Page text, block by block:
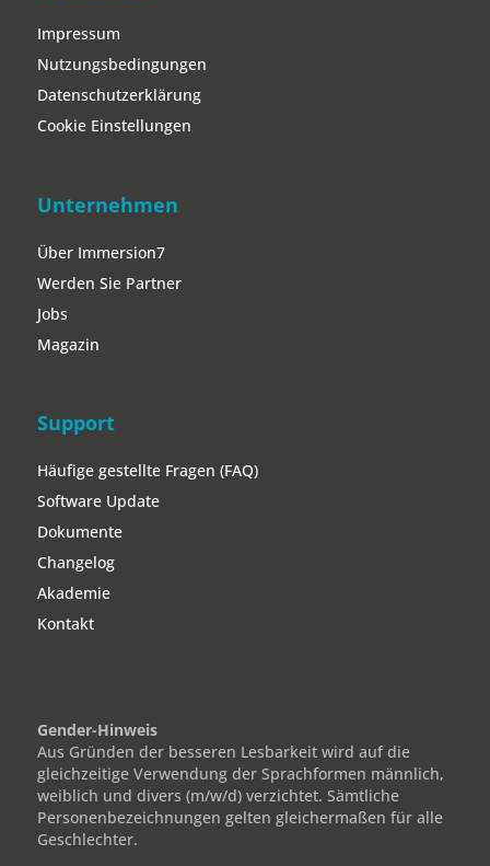
Impressum
Nutzungsbedingungen
Datenschutzerklärung
Cookie Einstellungen
Unternehmen
Über Immersion7
Werden Sie Partner
Jobs
Magazin
Support
Häufige gestellte Fragen (FAQ)
Software Update
Dokumente
Changelog
Akademie
Kontakt
Gender-Hinweis
Aus Gründen der besseren Lesbarkeit wird auf die
gleichzeitige Verwendung der Sprachformen männlich,
weiblich und divers (m/w/d) verzichtet. Sämtliche
Personenbezeichnungen gelten gleichermaßen für alle
Geschlechter.